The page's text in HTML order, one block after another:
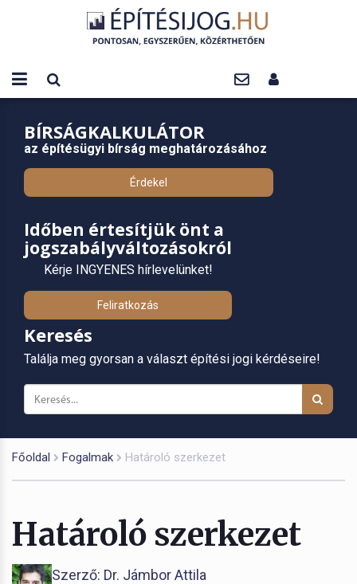
BÍRSÁGKALKULÁTOR
az építésügyi bírság meghatározásához
Érdekel
Időben értesítjük önt a
jogszabályváltozásokról
Kérje INGYENES hírlevelünket!
Feliratkozás
Keresés
Találja meg gyorsan a választ építési jogi kérdéseire!
Főoldal Fogalmak Határoló szerkezet
Határoló szerkezet
Szerző: Dr. Jámbor Attila